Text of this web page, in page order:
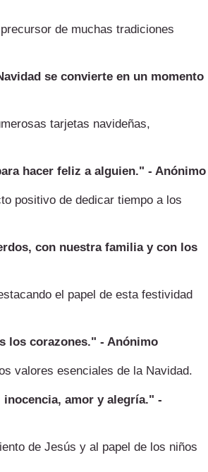
de muchas tradiciones
se convierte en un momento
tarjetas navideñas,
hacer feliz a alguien." - Anónimo
positivo de dedicar tiempo a los
con nuestra familia y con los
el papel de esta festividad
los corazones." - Anónimo
valores esenciales de la Navidad.
amor y alegría." -
de Jesús y al papel de los niños